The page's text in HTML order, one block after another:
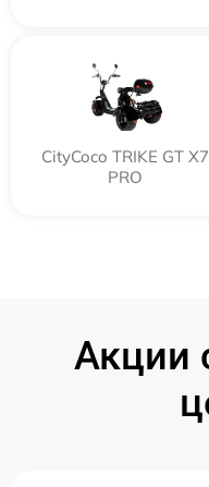
CityCoco TRIKE GT X7
PRO
Акции